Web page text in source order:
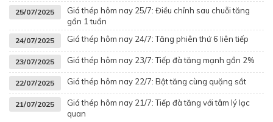
25/07/2025
Giá thép hôm nay 25/7: Điều chỉnh sau chuỗi tăng
gần 1 tuần
24/07/2025 Giá thép hôm nay 24/7: Tăng phiên thứ 6 liên tiếp
23/07/2025 Giá thép hôm nay 23/7: Tiếp đà tăng mạnh gần 2%
22/07/2025 Giá thép hôm nay 22/7: Bật tăng cùng quặng sắt
21/07/2025
Giá thép hôm nay 21/7: Tiếp đà tăng với tâm lý lạc
quan